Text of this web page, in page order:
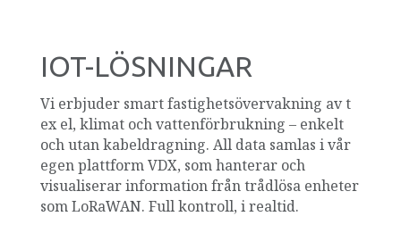
IOT-LÖSNINGAR
Vi erbjuder smart fastighetsövervakning av t
ex el, klimat och vattenförbrukning – enkelt
och utan kabeldragning. All data samlas i vår
egen plattform VDX, som hanterar och
visualiserar information från trådlösa enheter
som LoRaWAN. Full kontroll, i realtid.